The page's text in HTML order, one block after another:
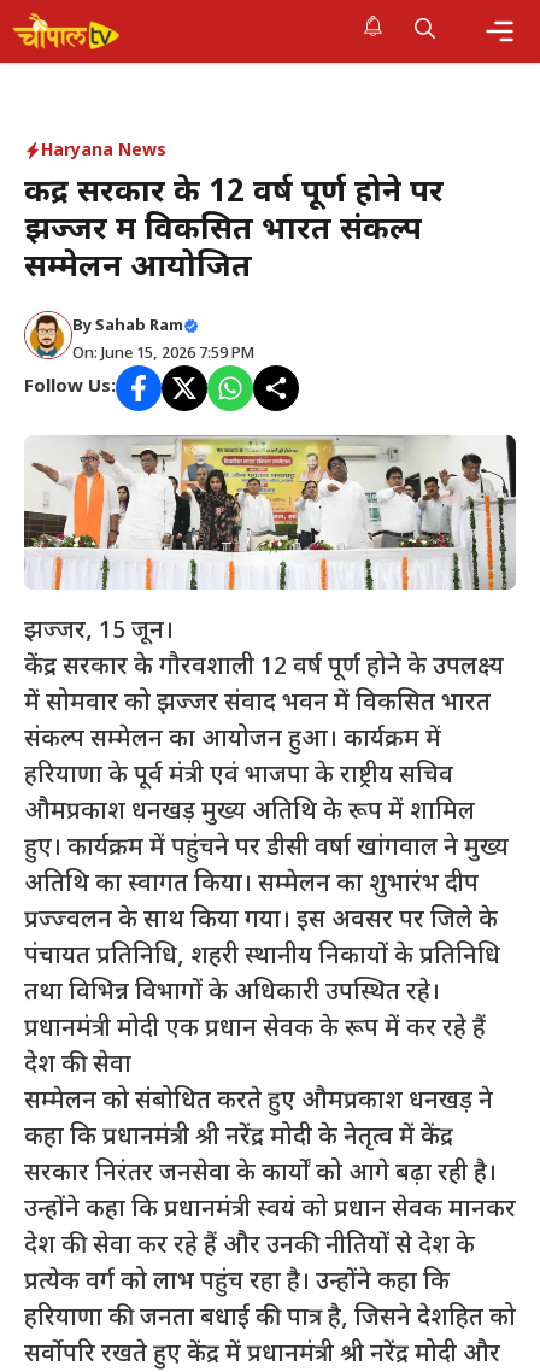
Skip
to
Haryana News
केंद्र सरकार के 12 वर्ष पूर्ण होने पर
झज्जर में विकसित भारत संकल्प
सम्मेलन आयोजित
By Sahab Ram
On: June 15, 2026 7:59 PM
Follow Us:
झज्जर, 15 जून।
केंद्र सरकार के गौरवशाली 12 वर्ष पूर्ण होने के उपलक्ष्य
में सोमवार को झज्जर संवाद भवन में विकसित भारत
संकल्प सम्मेलन का आयोजन हुआ। कार्यक्रम में
हरियाणा के पूर्व मंत्री एवं भाजपा के राष्ट्रीय सचिव
औमप्रकाश धनखड़ मुख्य अतिथि के रूप में शामिल
हुए। कार्यक्रम में पहुंचने पर डीसी वर्षा खांगवाल ने मुख्य
अतिथि का स्वागत किया। सम्मेलन का शुभारंभ दीप
प्रज्ज्वलन के साथ किया गया। इस अवसर पर जिले के
पंचायत प्रतिनिधि, शहरी स्थानीय निकायों के प्रतिनिधि
तथा विभिन्न विभागों के अधिकारी उपस्थित रहे।
प्रधानमंत्री मोदी एक प्रधान सेवक के रूप में कर रहे हैं
देश की सेवा
सम्मेलन को संबोधित करते हुए औमप्रकाश धनखड़ ने
कहा कि प्रधानमंत्री श्री नरेंद्र मोदी के नेतृत्व में केंद्र
सरकार निरंतर जनसेवा के कार्यों को आगे बढ़ा रही है।
उन्होंने कहा कि प्रधानमंत्री स्वयं को प्रधान सेवक मानकर
देश की सेवा कर रहे हैं और उनकी नीतियों से देश के
प्रत्येक वर्ग को लाभ पहुंच रहा है। उन्होंने कहा कि
हरियाणा की जनता बधाई की पात्र है, जिसने देशहित को
सर्वोपरि रखते हुए केंद्र में प्रधानमंत्री श्री नरेंद्र मोदी और